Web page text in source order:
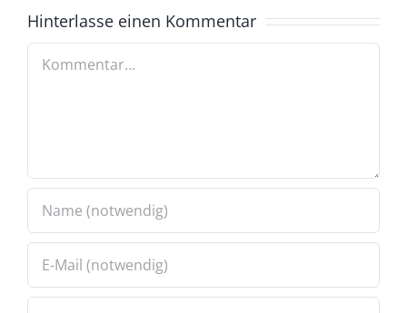
Hinterlasse einen Kommentar
Kommentar